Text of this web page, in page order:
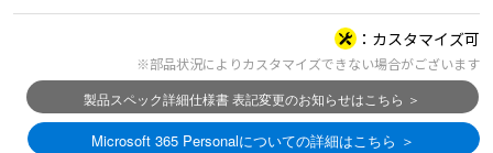
カスタマイズ可
※部品状況によりカスタマイズできない場合がございます